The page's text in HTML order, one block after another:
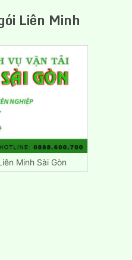
Liên Minh
Minh Sài Gòn